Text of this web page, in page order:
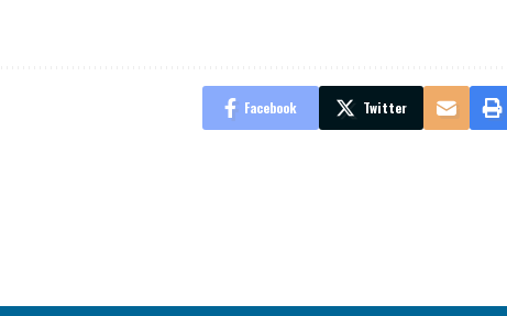
Facebook Twitter